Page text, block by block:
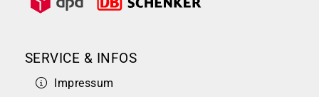
SERVICE & INFOS
Impressum